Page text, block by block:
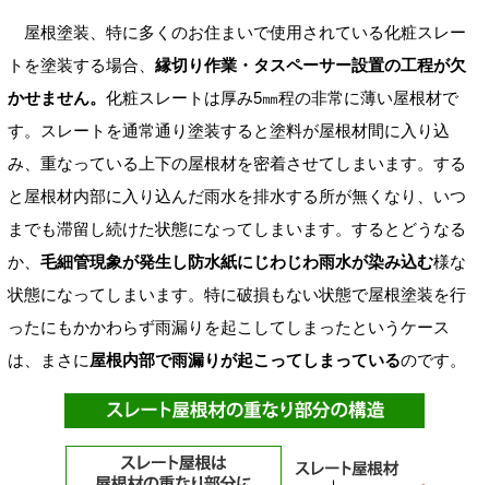
屋根塗装、特に多くのお住まいで使用されている化粧スレー
トを塗装する場合、 縁切り作業・タスペーサー設置の工程が欠
かせません。 化粧スレートは厚み5㎜程の非常に薄い屋根材で
す。スレートを通常通り塗装すると塗料が屋根材間に入り込
み、重なっている上下の屋根材を密着させてしまいます。する
と屋根材内部に入り込んだ雨水を排水する所が無くなり、いつ
までも滞留し続けた状態になってしまいます。するとどうなる
か、 毛細管現象が発生し防水紙にじわじわ雨水が染み込む様な
状態になってしまいます。特に破損もない状態で屋根塗装を行
ったにもかかわらず雨漏りを起こしてしまったというケース
は、まさに屋根内部で雨漏りが起こってしまっているのです。